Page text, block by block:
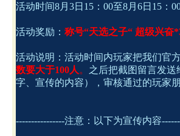
活动时间8月3日15：00至8月6日15：
活动奖励： 称号“天选之子“ 超级兴奋
活动说明：活动时间内玩家把我们官
数要大于100人 。 之后把截图留言发送
字、宣传的内容），审核通过的玩家
----------------注意：以下为宣传内容